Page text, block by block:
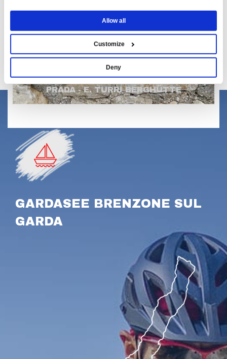
Allow all
Customize
Deny
PRADA - E. TURRI BERGHÜTTE
GARDASEE BRENZONE SUL
GARDA